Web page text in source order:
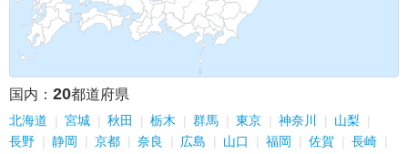
国内： 20都道府県
北海道 宮城 秋田 栃木 群馬 東京 神奈川
山梨
長野
静岡 京都 奈良 広島 山口 福岡 佐賀
長崎